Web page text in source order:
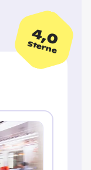
4,0
Sterne